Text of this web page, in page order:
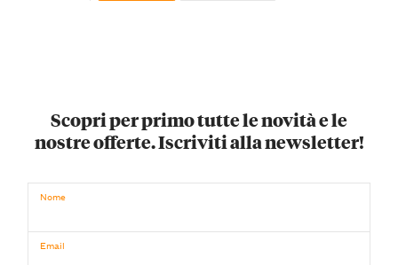
Scopri per primo tutte le novità e le
nostre offerte. Iscriviti alla newsletter!
Nome
Email